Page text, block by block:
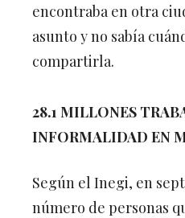
encontraba en otra
asunto y no sabía
compartirla.
28.1 MILLONES
INFORMALIDAD EN
Según el Inegi, en
número de personas